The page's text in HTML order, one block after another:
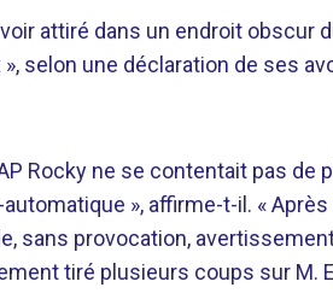
attiré dans un endroit obscur
selon une déclaration de ses
Rocky ne se contentait pas
», affirme-t-il. «
sans provocation,
tiré plusieurs coups sur M.